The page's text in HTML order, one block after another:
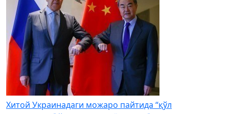
Хитой Украинадаги можаро пайтида “қўл